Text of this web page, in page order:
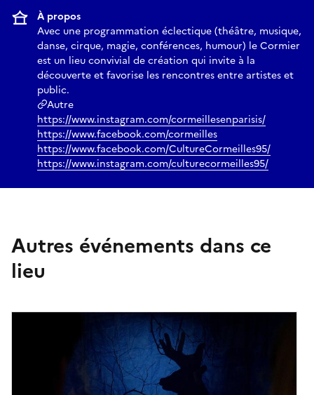
À propos
Avec une programmation éclectique (théâtre, musique,
danse, cirque, magie, conférences, humour) le Cormier
est un lieu convivial de création qui invite à la
découverte et favorise les rencontres entre artistes et
public.
Autre
https://www.instagram.com/cormeillesenparisis/
https://www.facebook.com/cormeilles
https://www.facebook.com/CultureCormeilles95/
https://www.instagram.com/culturecormeilles95/
Autres événements dans ce
lieu